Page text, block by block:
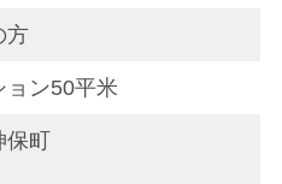
方
ョン50平米
保町